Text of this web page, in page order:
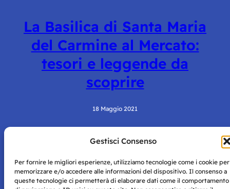
Gestisci Consenso
Per fornire le migliori esperienze, utilizziamo tecnologie come i cookie per
memorizzare e/o accedere alle informazioni del dispositivo. Il consenso a
queste tecnologie ci permetterà di elaborare dati come il comportamento
La Basilica di Santa Maria
del Carmine al Mercato:
tesori e leggende da
scoprire
18 Maggio 2021